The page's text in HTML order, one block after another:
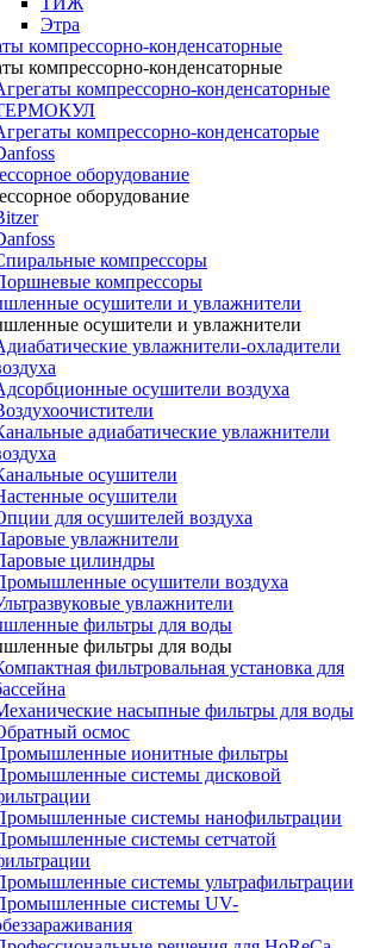
Этра
компрессорно-конденсаторные
компрессорно-конденсаторные
компрессорно-конденсаторные
компрессорно-конденсаторые
оборудование
оборудование
компрессоры
компрессоры
осушители и увлажнители
осушители и увлажнители
увлажнители-охладители
осушители воздуха
адиабатические увлажнители
осушители
осушители
для осушителей воздуха
увлажнители
цилиндры
осушители воздуха
увлажнители
фильтры для воды
фильтры для воды
фильтровальная установка для
насыпные фильтры для воды
осмос
ионитные фильтры
системы дисковой
системы нанофильтрации
системы сетчатой
системы ультрафильтрации
системы UV-